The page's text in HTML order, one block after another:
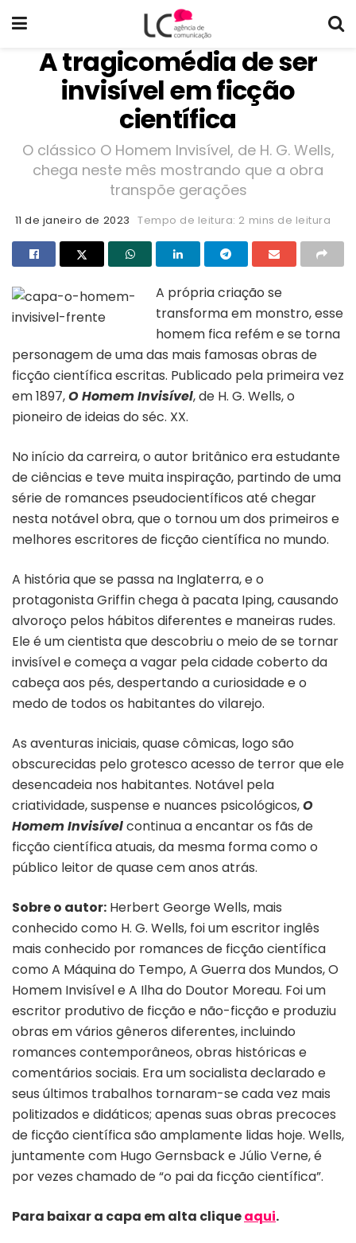
A tragicomédia de ser
invisível em ficção
científica
O clássico O Homem Invisível, de H. G. Wells,
chega neste mês mostrando que a obra
transpõe gerações
11 de janeiro de 2023 Tempo de leitura: 2 mins de leitura
A própria criação se
transforma em monstro, esse
homem fica refém e se torna
personagem de uma das mais famosas obras de
ficção científica escritas. Publicado pela primeira vez
em 1897,O Homem Invisível, de H. G. Wells, o
pioneiro de ideias do séc. XX.
No início da carreira, o autor britânico era estudante
de ciências e teve muita inspiração, partindo de uma
série de romances pseudocientíficos até chegar
nesta notável obra, que o tornou um dos primeiros e
melhores escritores de ficção científica no mundo.
A história que se passa na Inglaterra, e o
protagonista Griffin chega à pacata Iping, causando
alvoroço pelos hábitos diferentes e maneiras rudes.
Ele é um cientista que descobriu o meio de se tornar
invisível e começa a vagar pela cidade coberto da
cabeça aos pés, despertando a curiosidade e o
medo de todos os habitantes do vilarejo.
As aventuras iniciais, quase cômicas, logo são
obscurecidas pelo grotesco acesso de terror que ele
desencadeia nos habitantes. Notável pela
criatividade, suspense e nuances psicológicos,O
Homem Invisívelcontinua a encantar os fãs de
ficção científica atuais, da mesma forma como o
público leitor de quase cem anos atrás.
Sobre o autor: Herbert George Wells, mais
conhecido como H. G. Wells, foi um escritor inglês
mais conhecido por romances de ficção científica
como A Máquina do Tempo, A Guerra dos Mundos, O
Homem Invisível e A Ilha do Doutor Moreau. Foi um
escritor produtivo de ficção e não-ficção e produziu
obras em vários gêneros diferentes, incluindo
romances contemporâneos, obras históricas e
comentários sociais. Era um socialista declarado e
seus últimos trabalhos tornaram-se cada vez mais
politizados e didáticos; apenas suas obras precoces
de ficção científica são amplamente lidas hoje. Wells,
juntamente com Hugo Gernsback e Júlio Verne, é
por vezes chamado de “o pai da ficção científica”.
Para baixar a capa em alta cliqueaqui.